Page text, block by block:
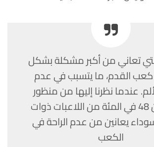
تعاني من أكبر مشكلة بشكل
القدم، ما يتسبب في عدم
عندما نظرنا إليها من منظور
عرقي، كان 48 في المئة من اللاعبات ذوات
يعانين من عدم الراحة في
الكعب